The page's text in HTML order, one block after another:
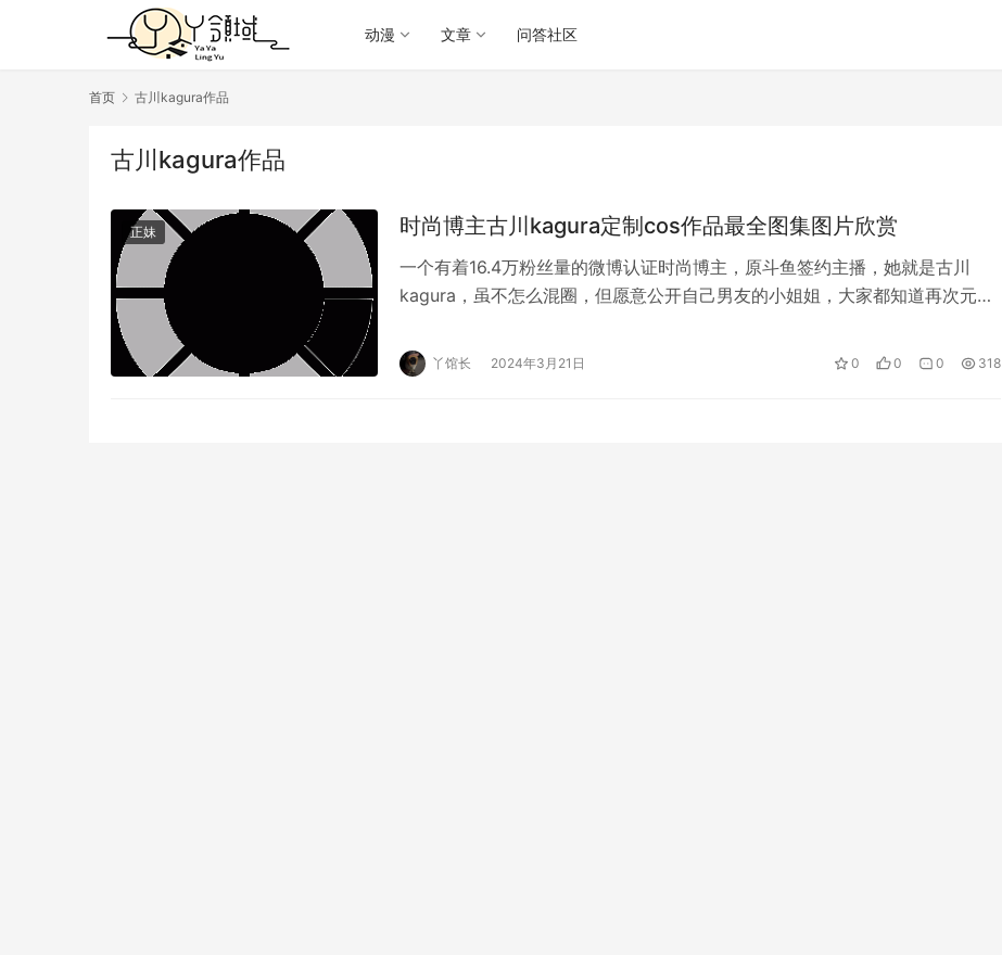
动漫 文章 问答社区
首页 古川kagura作品
古川kagura作品
正妹 时尚博主古川kagura定制cos作品最全图集图片欣赏
一个有着16.4万粉丝量的微博认证时尚博主，原斗鱼签约主播，她就是古川
kagura，虽不怎么混圈，但愿意公开自己男友的小姐姐，大家都知道再次元圈
丫馆长 2024年3月21日 0 0 0 318